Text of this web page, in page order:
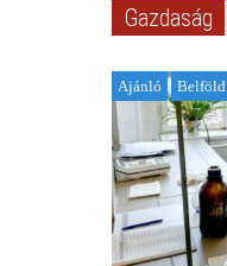
Gazdaság
Ajánló Belföld